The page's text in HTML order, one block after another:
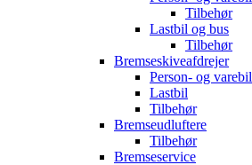
Tilbehør
Lastbil og bus
Tilbehør
Bremseskiveafdrejer
Person- og varebil
Lastbil
Tilbehør
Bremseudluftere
Tilbehør
Bremseservice